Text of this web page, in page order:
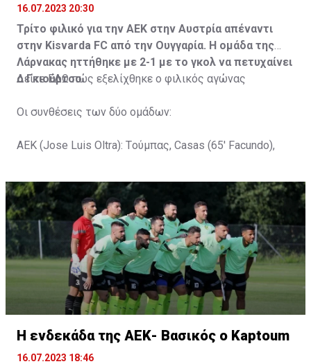
16.07.2023 20:30
Τρίτο φιλικό για την ΑΕΚ στην Αυστρία απέναντι
στην Kisvarda FC από την Ουγγαρία. Η ομάδα της
Λάρνακας ηττήθηκε με 2-1 με το γκολ να πετυχαίνει
ο Γκιούρτσο.
ΔείτεΕΔΩπώς εξελίχθηκε ο φιλικός αγώνας
Οι συνθέσεις των δύο ομάδων:
ΑΕΚ (Jose Luis Oltra): Tούμπας, Casas (65' Facundo),
Gyurcso), Κaptoum (46' Καψής (65' Mάμας), Roberge (65'
Tomovic), Aνδρέου (65' Angel) , Κωνσταντή (65' Sol),
Τζιωρτζής (65' Faraj), Κατελάρης (65' Milicevic).
Στον πάγκο: Piric, Στυλιανίδης, Tomovic, Καψής, Sol,
Faraj, Lopes, Angel, Milicevic, Pons, Εγγλέζου, Facundo,
Gonzalez, Guyrcso, Μάμας.
Κisvarda FC (Milos Kruscic): Kovacs, Navratil, Raul, Szor,
Lippai, Alic, Kormendi, Makowski, Czekus, Ilievski,
H ενδεκάδα της ΑΕΚ- Βασικός ο Kaptoum
16.07.2023 18:46